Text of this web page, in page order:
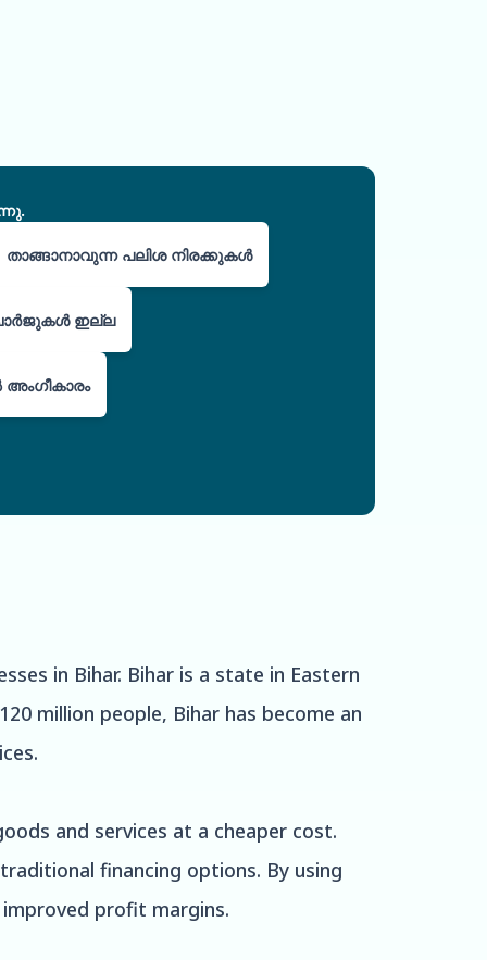
താങ്ങാനാവുന്ന പലിശ നിരക്കുകൾ
ഇല്ല
അംഗീകാരം
in Bihar. Bihar is a state in Eastern
million people, Bihar has become an
and services at a cheaper cost.
financing options. By using
profit margins.